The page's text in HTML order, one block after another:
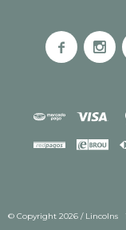
 
© Copyright 2026 / Lincolns